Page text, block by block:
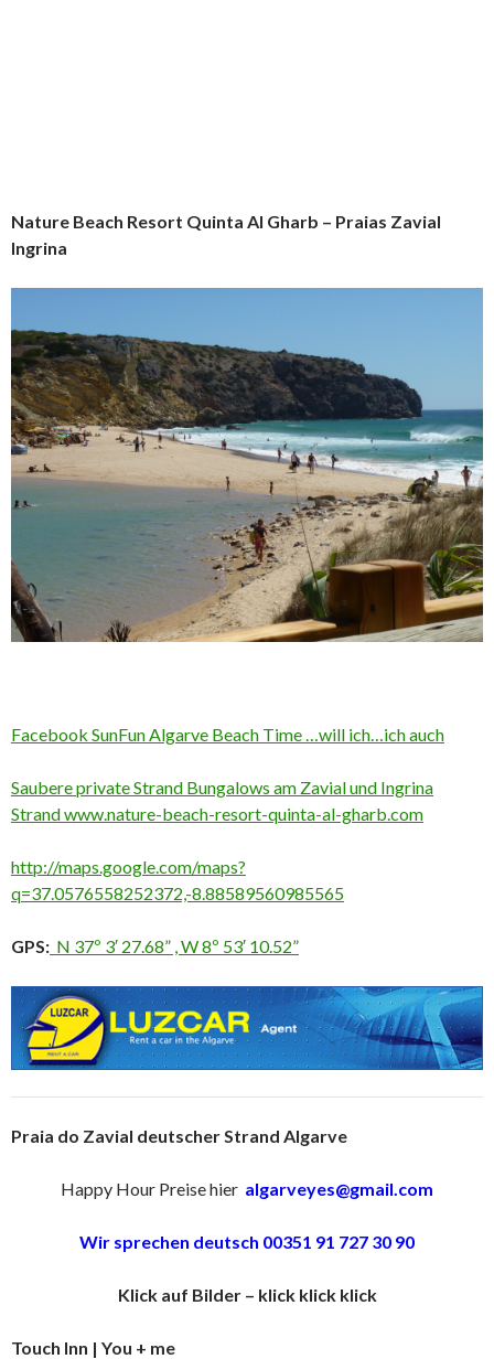
Nature Beach Resort Quinta Al Gharb – Praias Zavial
Ingrina
Facebook SunFun Algarve Beach Time …will ich…ich auch
Saubere private Strand Bungalows am Zavial und Ingrina
Strand www.nature-beach-resort-quinta-al-gharb.com
http://maps.google.com/maps?
q=37.0576558252372,-8.88589560985565
GPS: N 37º 3′ 27.68” , W 8º 53′ 10.52”
Praia do Zavial deutscher Strand Algarve
Happy Hour Preise hier algarveyes@gmail.com
Wir sprechen deutsch 00351 91 727 30 90
Klick auf Bilder – klick klick klick
Touch Inn | You + me